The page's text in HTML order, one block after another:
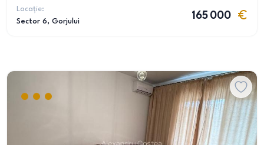
Locație:
Sector 6, Gorjului
165 000